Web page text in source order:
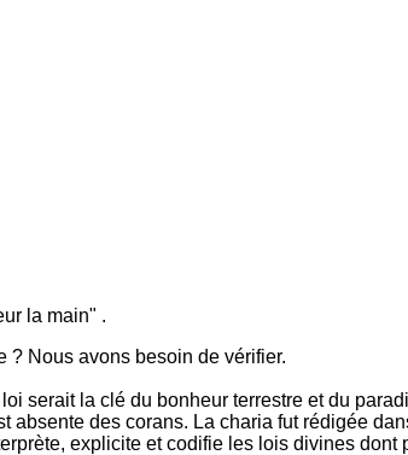
la main" .
? Nous avons besoin de vérifier.
serait la clé du bonheur terrestre et du
absente des corans. La charia fut rédigée
explicite et codifie les lois divines